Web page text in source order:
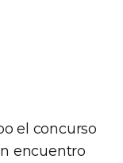
el concurso
encuentro